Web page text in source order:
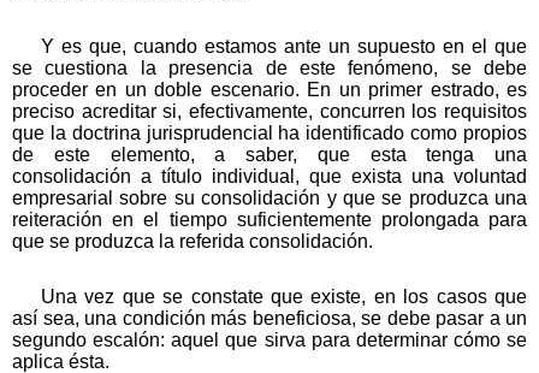
Y es que, cuando estamos ante un supuesto en el que
se cuestiona la presencia de este fenómeno, se debe
proceder en un doble escenario. En un primer estrado, es
preciso acreditar si, efectivamente, concurren los requisitos
que la doctrina jurisprudencial ha identificado como propios
de este elemento, a saber, que esta tenga una
consolidación a título individual, que exista una voluntad
empresarial sobre su consolidación y que se produzca una
reiteración en el tiempo suficientemente prolongada para
que se produzca la referida consolidación.
Una vez que se constate que existe, en los casos que
así sea, una condición más beneficiosa, se debe pasar a un
segundo escalón: aquel que sirva para determinar cómo se
aplica ésta.